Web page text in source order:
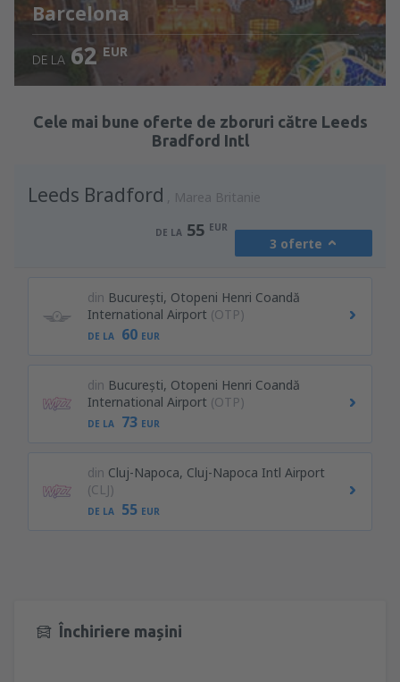
Barcelona
Verificați detaliile
DE LA 62 EUR
Cele mai bune oferte de zboruri către Leeds
Bradford Intl
Leeds Bradford Marea Britanie
DE LA 55 EUR
3 oferte
din București, Otopeni Henri Coandă
International Airport (OTP)
DE LA 60 EUR
din București, Otopeni Henri Coandă
International Airport (OTP)
DE LA 73 EUR
din Cluj-Napoca, Cluj-Napoca Intl Airport
(CLJ)
DE LA 55 EUR
Închiriere mașini